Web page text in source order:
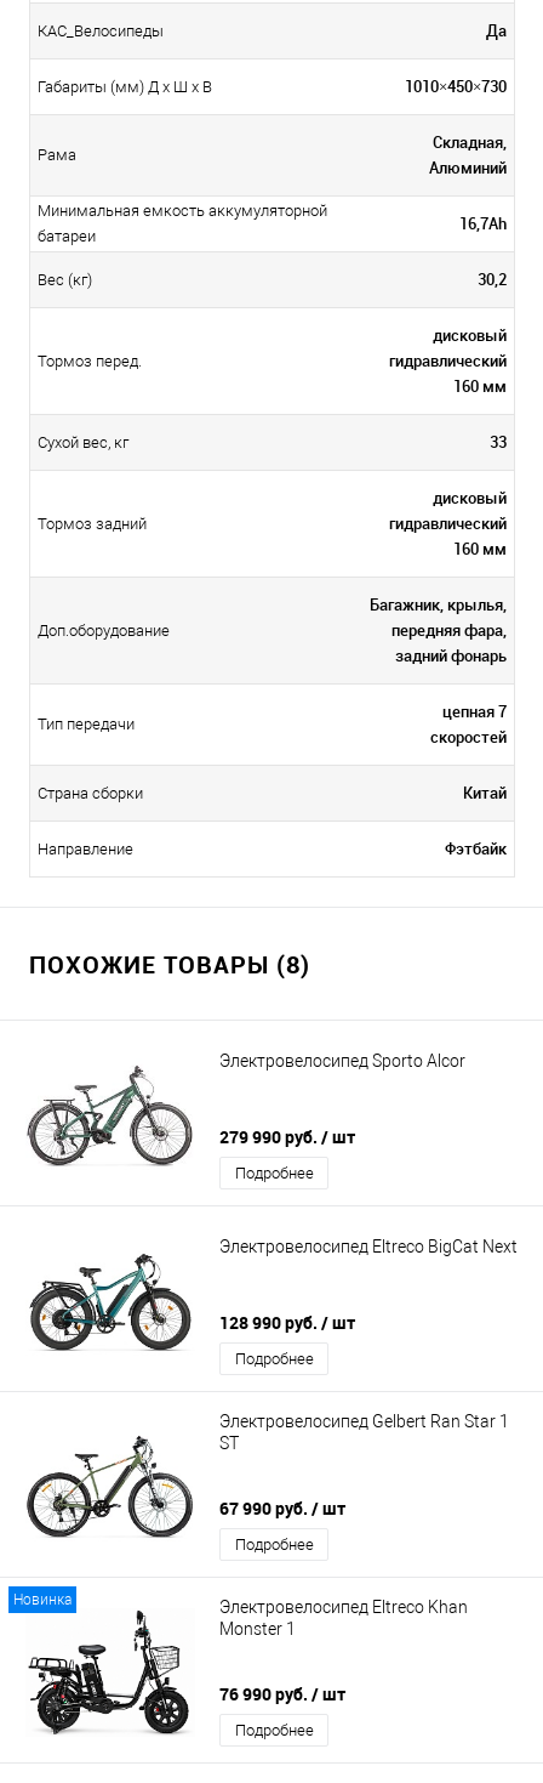
КАС_Велосипеды Да
Габариты (мм) Д x Ш x В 1010×450×730
Рама
Складная,
Алюминий
Минимальная емкость аккумуляторной
батареи
16,7Ah
Вес (кг) 30,2
Тормоз перед.
дисковый
гидравлический
160 мм
Сухой вес, кг 33
Тормоз задний
дисковый
гидравлический
160 мм
Доп.оборудование
Багажник, крылья,
передняя фара,
задний фонарь
Тип передачи
цепная 7
скоростей
Страна сборки Китай
Направление Фэтбайк
ПОХОЖИЕ ТОВАРЫ (8)
Электровелосипед Sporto Alcor
279 990 руб. / шт
Подробнее
Электровелосипед Eltreco BigCat Next
128 990 руб. / шт
Подробнее
Электровелосипед Gelbert Ran Star 1
ST
67 990 руб. / шт
Подробнее
Новинка
Электровелосипед Eltreco Khan
Monster 1
76 990 руб. / шт
Подробнее